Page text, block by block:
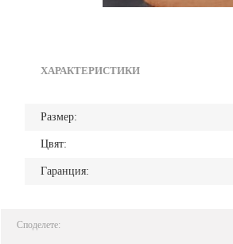
ХАРАКТЕРИСТИКИ
Размер:
Цвят:
Гаранция:
Споделете: